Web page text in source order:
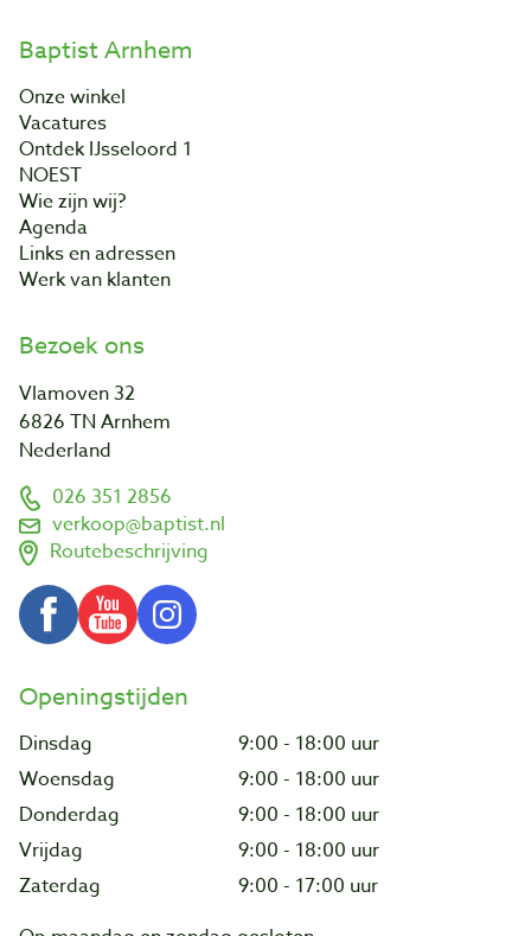
Baptist Arnhem
Onze winkel
Vacatures
Ontdek IJsseloord 1
NOEST
Wie zijn wij?
Agenda
Links en adressen
Werk van klanten
Bezoek ons
Vlamoven 32
6826 TN Arnhem
Nederland
026 351 2856
verkoop@baptist.nl
Routebeschrijving
Openingstijden
Dinsdag
9:00 - 18:00 uur
Woensdag
9:00 - 18:00 uur
Donderdag
9:00 - 18:00 uur
Vrijdag
9:00 - 18:00 uur
Zaterdag
9:00 - 17:00 uur